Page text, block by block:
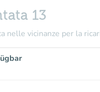
13
nelle vicinanze per la